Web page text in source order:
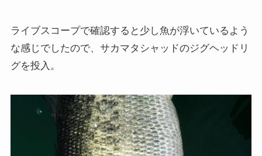
ライブスコープで確認すると少し魚が浮いているよう
な感じでしたので、サカマタシャッドのジグヘッドリ
グを投入。